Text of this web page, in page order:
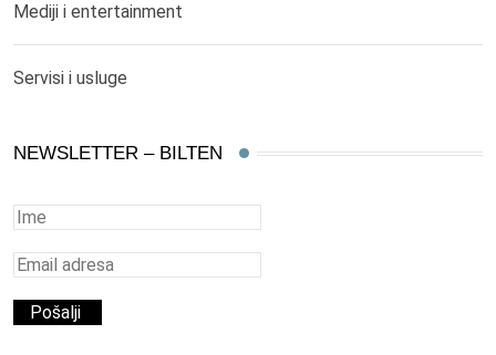
Mediji i entertainment
Servisi i usluge
NEWSLETTER – BILTEN